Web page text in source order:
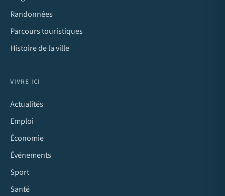
Randonnées
Parcours touristiques
Histoire de la ville
VIVRE ICI
Actualités
Emploi
Économie
Événements
Sport
Santé